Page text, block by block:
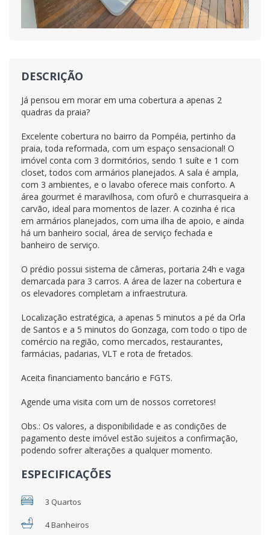
DESCRIÇÃO
Já pensou em morar em uma cobertura a apenas 2
quadras da praia?
Excelente cobertura no bairro da Pompéia, pertinho da
praia, toda reformada, com um espaço sensacional! O
imóvel conta com 3 dormitórios, sendo 1 suíte e 1 com
closet, todos com armários planejados. A sala é ampla,
com 3 ambientes, e o lavabo oferece mais conforto. A
área gourmet é maravilhosa, com ofurô e churrasqueira a
carvão, ideal para momentos de lazer. A cozinha é rica
em armários planejados, com uma ilha de apoio, e ainda
há um banheiro social, área de serviço fechada e
banheiro de serviço.
O prédio possui sistema de câmeras, portaria 24h e vaga
demarcada para 3 carros. A área de lazer na cobertura e
os elevadores completam a infraestrutura.
Localização estratégica, a apenas 5 minutos a pé da Orla
de Santos e a 5 minutos do Gonzaga, com todo o tipo de
comércio na região, como mercados, restaurantes,
farmácias, padarias, VLT e rota de fretados.
Aceita financiamento bancário e FGTS.
Agende uma visita com um de nossos corretores!
Obs.: Os valores, a disponibilidade e as condições de
pagamento deste imóvel estão sujeitos a confirmação,
podendo sofrer alterações a qualquer momento.
ESPECIFICAÇÕES
3 Quartos
4 Banheiros